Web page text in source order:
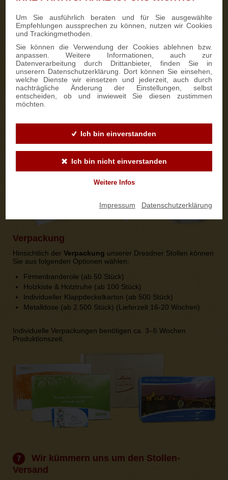
Um Sie ausführlich beraten und für Sie ausgewählte
Empfehlungen aussprechen zu können, nutzen wir Cookies
und Trackingmethoden.
Sie können die Verwendung der Cookies ablehnen bzw.
anpassen. Weitere Informationen, auch zur
Datenverarbeitung durch Drittanbieter, finden Sie in
unserern Datenschutzerklärung. Dort können Sie einsehen,
welche Dienste wir einsetzen und jederzeit, auch durch
nachträgliche Änderung der Einstellungen, selbst
entscheiden, ob und inwieweit Sie diesen zustimmen
möchten.
Ich bin einverstanden
Ich bin nicht einverstanden
Weitere Infos
Impressum Datenschutzerklärung
5 Kontaktaufnahme
Wir kontaktieren Sie persönlich.
6
Personalisierung auswählen
Stollenbanderole
An derStollenbanderole
können wir ab 50 Stück auf Wunsch
eine individuelle Gestaltung in Ihrem Firmendesign
Verpackung
Hinsichtlich der Verpackung unserer Dresdner Stollen können
Sie aus folgenden Optionen wählen:
Firmenbanderole (ab 50 Stück)
Holzkiste & Holztruhe (ab 100 Stück)
Individueller Klappdeckelkarton (ab 500 Stück)
Metalldose (ab 2.500 Stück) (Lieferzeit 16-20 Wochen)
Individuelle Verpackungen benötigen ca. 3–5 Wochen
Produktionszeit.
7
Wir kümmern uns um den Stollen-
Versand